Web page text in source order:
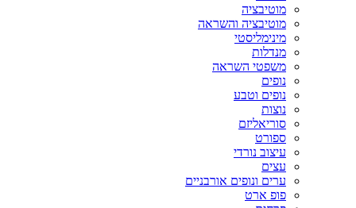
מוטיבציה
מוטיבציה והשראה
מינימליסטי
מנדלות
משפטי השראה
נופים
נופים וטבע
נוצות
סוריאליזם
ספורט
עיצוב נורדי
עצים
ערים ונופים אורבניים
פופ ארט